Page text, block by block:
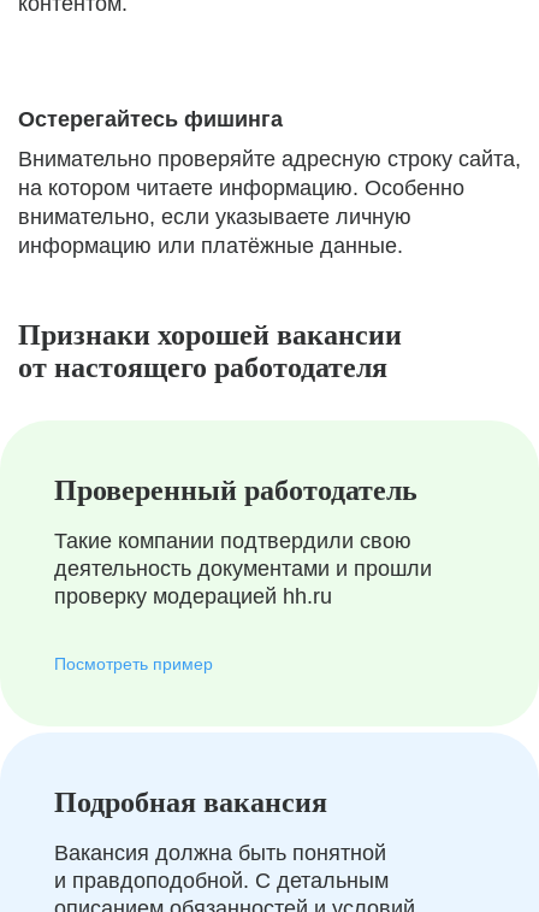
Остерегайтесь фишинга
Внимательно проверяйте адресную строку сайта,
на котором читаете информацию. Особенно
внимательно, если указываете личную
информацию или платёжные данные.
Признаки хорошей вакансии
от настоящего работодателя
Проверенный работодатель
Такие компании подтвердили свою
деятельность документами и прошли
проверку модерацией hh.ru
Посмотреть пример
Подробная вакансия
Вакансия должна быть понятной
и правдоподобной. С детальным